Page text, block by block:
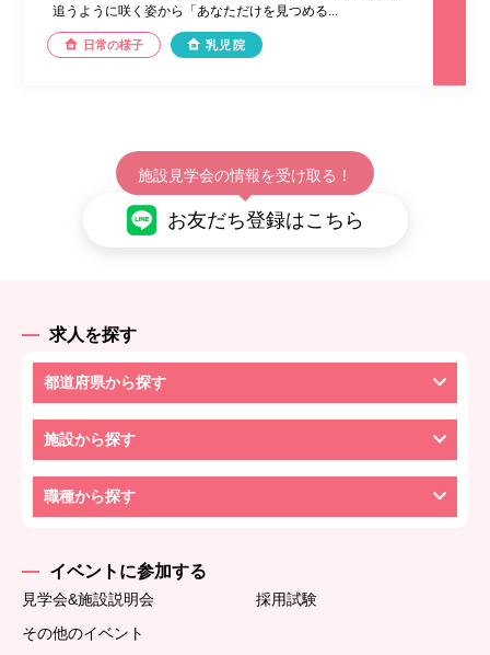
追うように咲く姿から「あなただけを見つめる...
日常の様子 乳児院
施設見学会の情報を受け取る！
お友だち登録はこちら
求人を探す
都道府県から探す
施設から探す
職種から探す
イベントに参加する
見学会&施設説明会
採用試験
その他のイベント